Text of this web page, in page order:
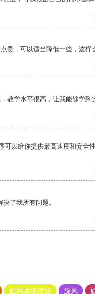
贵，可以适当降低一些，这样
教学水平很高，让我能够学到
可以给你提供最高速度和安全
了我所有问题。
旋风加速度器 旋风